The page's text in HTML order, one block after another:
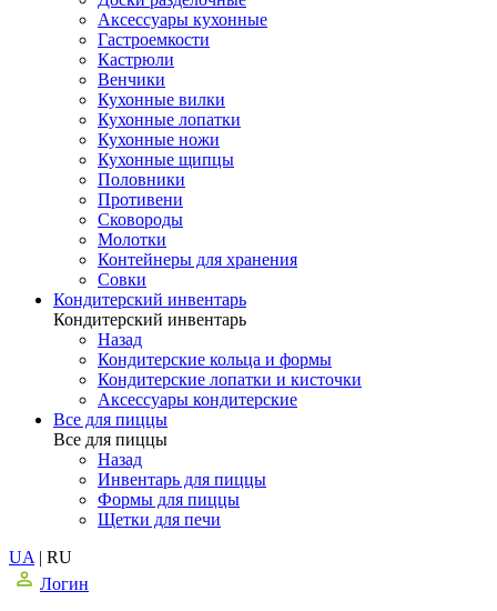
Аксессуары кухонные
Гастроемкости
Кастрюли
Венчики
Кухонные вилки
Кухонные лопатки
Кухонные ножи
Кухонные щипцы
Половники
Противени
Сковороды
Молотки
Контейнеры для хранения
Совки
Кондитерский инвентарь
Кондитерский инвентарь
Назад
Кондитерские кольца и формы
Кондитерские лопатки и кисточки
Аксессуары кондитерские
Все для пиццы
Все для пиццы
Назад
Инвентарь для пиццы
Формы для пиццы
Щетки для печи
UA | RU
Логин